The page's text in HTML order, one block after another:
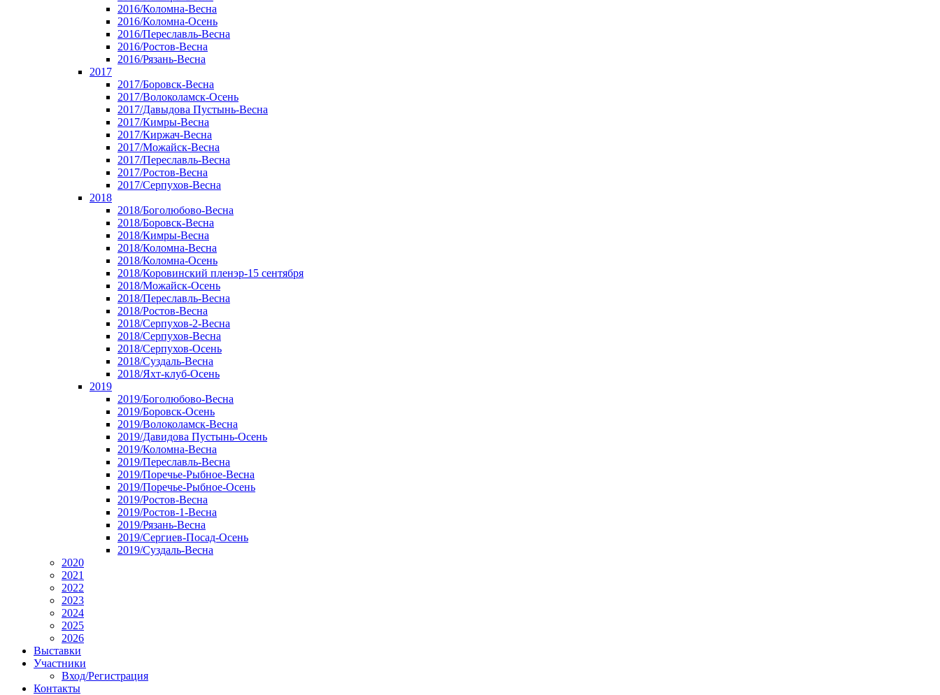
2016/Коломна-Весна
2016/Коломна-Осень
2016/Переславль-Весна
2016/Ростов-Весна
2016/Рязань-Весна
2017
2017/Боровск-Весна
2017/Волоколамск-Осень
2017/Давыдова Пустынь-Весна
2017/Кимры-Весна
2017/Киржач-Весна
2017/Можайск-Весна
2017/Переславль-Весна
2017/Ростов-Весна
2017/Серпухов-Весна
2018
2018/Боголюбово-Весна
2018/Боровск-Весна
2018/Кимры-Весна
2018/Коломна-Весна
2018/Коломна-Осень
2018/Коровинский пленэр-15 сентября
2018/Можайск-Осень
2018/Переславль-Весна
2018/Ростов-Весна
2018/Серпухов-2-Весна
2018/Серпухов-Весна
2018/Серпухов-Осень
2018/Суздаль-Весна
2018/Яхт-клуб-Осень
2019
2019/Боголюбово-Весна
2019/Боровск-Осень
2019/Волоколамск-Весна
2019/Давидова Пустынь-Осень
2019/Коломна-Весна
2019/Переславль-Весна
2019/Поречье-Рыбное-Весна
2019/Поречье-Рыбное-Осень
2019/Ростов-Весна
2019/Ростов-1-Весна
2019/Рязань-Весна
2019/Сергиев-Посад-Осень
2019/Суздаль-Весна
2020
2021
2022
2023
2024
2025
2026
Выставки
Участники
Вход/Регистрация
Контакты